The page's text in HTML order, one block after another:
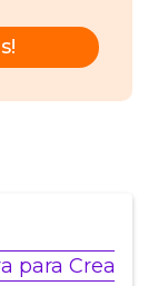
para